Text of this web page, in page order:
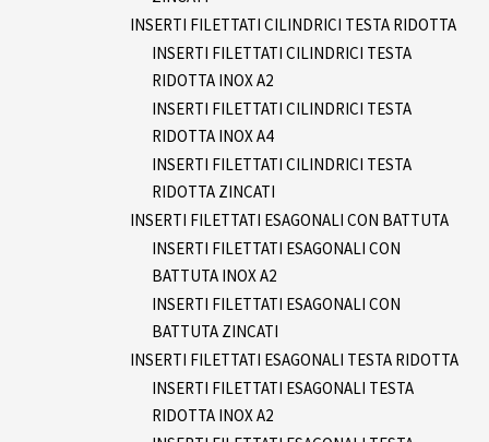
INSERTI FILETTATI CILINDRICI TESTA RIDOTTA
INSERTI FILETTATI CILINDRICI TESTA
RIDOTTA INOX A2
INSERTI FILETTATI CILINDRICI TESTA
RIDOTTA INOX A4
INSERTI FILETTATI CILINDRICI TESTA
RIDOTTA ZINCATI
INSERTI FILETTATI ESAGONALI CON BATTUTA
INSERTI FILETTATI ESAGONALI CON
BATTUTA INOX A2
INSERTI FILETTATI ESAGONALI CON
BATTUTA ZINCATI
INSERTI FILETTATI ESAGONALI TESTA RIDOTTA
INSERTI FILETTATI ESAGONALI TESTA
RIDOTTA INOX A2